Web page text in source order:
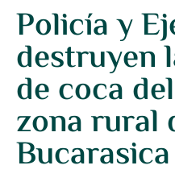
Policía y
destruyen
de coca
zona rural
Bucarasica